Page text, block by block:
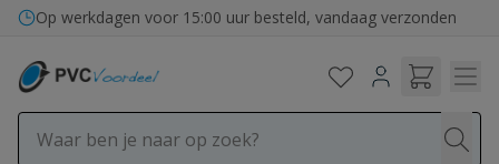
Ga naar de inhoud
Op werkdagen voor 15:00 uur besteld, vandaag verzonden